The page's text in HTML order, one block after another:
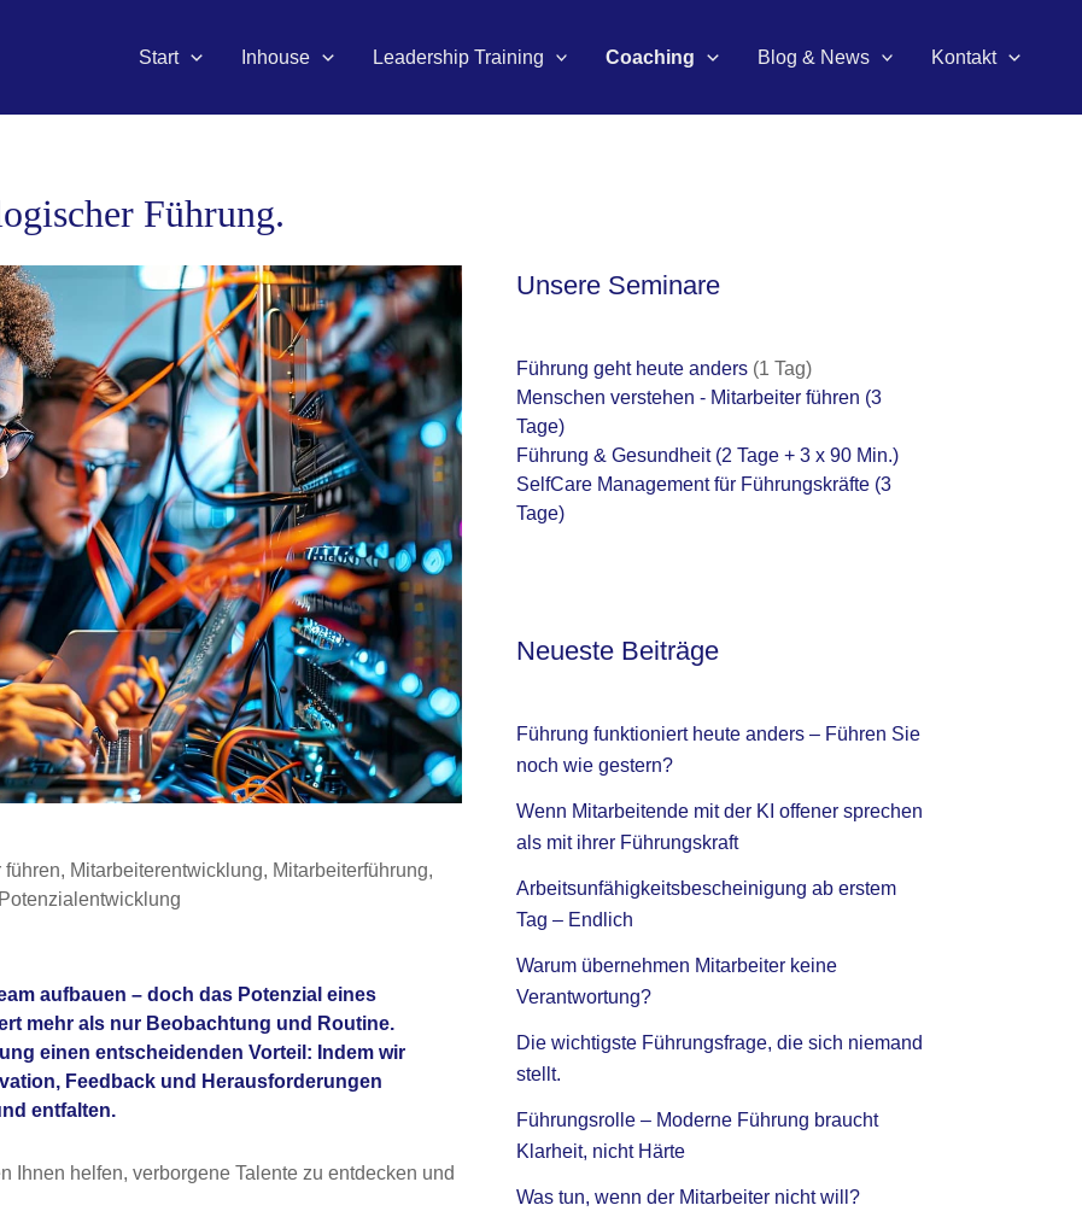
Start Inhouse Leadership Training Coaching Blog & News Kontakt
Führung.
führen, Mitarbeiterentwicklung, Mitarbeiterführung,
Potenzialentwicklung
aufbauen – doch das Potenzial eines
mehr als nur Beobachtung und Routine.
einen entscheidenden Vorteil: Indem wir
Feedback und Herausforderungen
entfalten.
Ihnen helfen, verborgene Talente zu entdecken und
Unsere Seminare
Führung geht heute anders (1 Tag)
Menschen verstehen - Mitarbeiter führen (3
Tage)
Führung & Gesundheit(2 Tage + 3 x 90 Min.)
SelfCare Management für Führungskräfte (3
Tage)
Neueste Beiträge
Führung funktioniert heute anders – Führen Sie
noch wie gestern?
Wenn Mitarbeitende mit der KI offener sprechen
als mit ihrer Führungskraft
Arbeitsunfähigkeitsbescheinigung ab erstem
Tag – Endlich
Warum übernehmen Mitarbeiter keine
Verantwortung?
Die wichtigste Führungsfrage, die sich niemand
stellt.
Führungsrolle – Moderne Führung braucht
Klarheit, nicht Härte
Was tun, wenn der Mitarbeiter nicht will?